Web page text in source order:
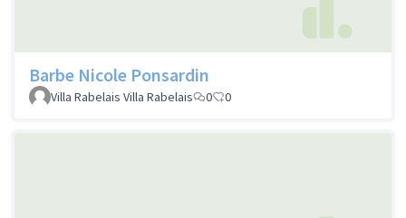
Barbe Nicole Ponsardin
Villa Rabelais Villa Rabelais 0 0